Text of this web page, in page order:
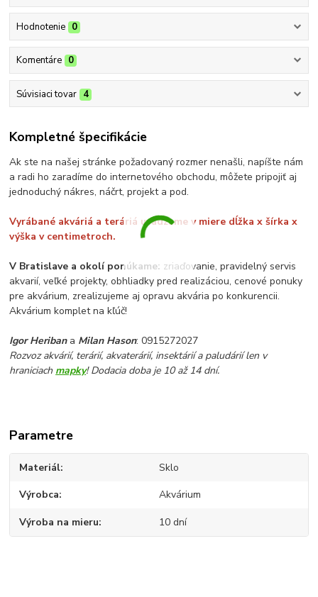
Hodnotenie 0
Komentáre 0
Súvisiaci tovar 4
Kompletné špecifikácie
Ak ste na našej stránke požadovaný rozmer nenašli, napíšte nám
a radi ho zaradíme do internetového obchodu, môžete pripojiť aj
jednoduchý nákres, náčrt, projekt a pod.
Vyrábané akváriá a teráriá uvádzame v miere dĺžka x šírka x
výška v centimetroch.
V Bratislave a okolí ponúkame: zriaďovanie, pravidelný servis
akvarií, veľké projekty, obhliadky pred realizáciou, cenové ponuky
pre akvárium, zrealizujeme aj opravu akvária po konkurencii.
Akvárium komplet na kľúč!
Igor Heribana Milan Hason: 0915272027
Rozvoz akvárií, terárií, akvaterárií, insektárií a paludárií len v
hraniciach mapky! Dodacia doba je 10 až 14 dní.
Parametre
Materiál Sklo
Výrobca Akvárium
Výroba na mieru 10 dní